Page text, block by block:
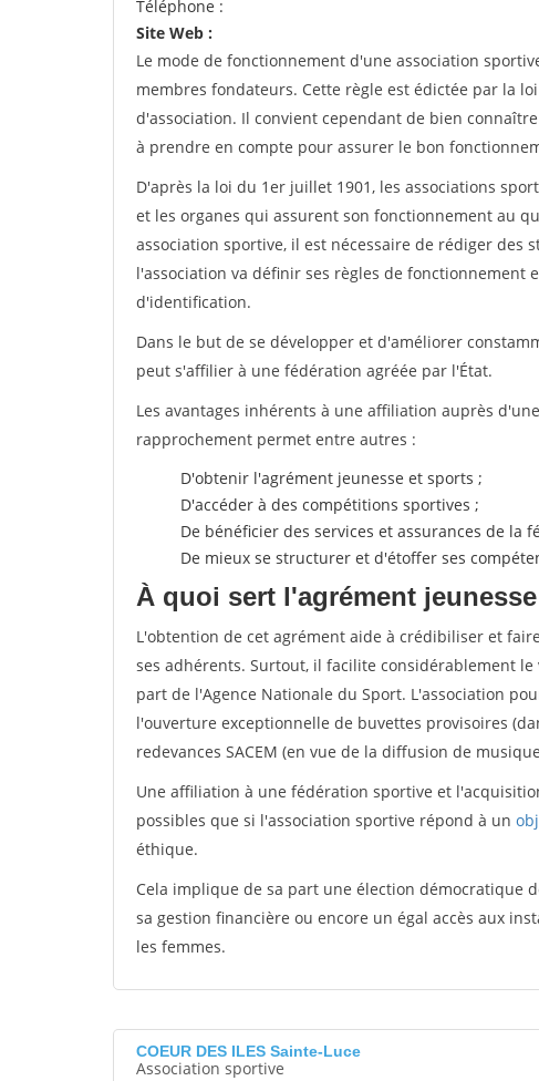
Téléphone :
Site Web :
Le mode de fonctionnement d'une association
membres fondateurs. Cette règle est édictée par la
d'association. Il convient cependant de bien
à prendre en compte pour assurer le bon
D'après la loi du 1er juillet 1901, les associations
et les organes qui assurent son fonctionnement au
association sportive, il est nécessaire de rédiger des
l'association va définir ses règles de
d'identification.
Dans le but de se développer et d'améliorer
peut s'affilier à une fédération agréée par l'État.
Les avantages inhérents à une affiliation auprès
rapprochement permet entre autres :
D'obtenir l'agrément jeunesse et sports ;
D'accéder à des compétitions sportives ;
De bénéficier des services et assurances de la
De mieux se structurer et d'étoffer ses
À quoi sert l'agrément
L'obtention de cet agrément aide à crédibiliser et
ses adhérents. Surtout, il facilite considérablement
part de l'Agence Nationale du Sport. L'association
l'ouverture exceptionnelle de buvettes provisoires
redevances SACEM (en vue de la diffusion de
Une affiliation à une fédération sportive et
possibles que si l'association sportive répond à un
éthique.
Cela implique de sa part une élection démocratique
sa gestion financière ou encore un égal accès aux
les femmes.
COEUR DES ILES Sainte-Luce
Association sportive